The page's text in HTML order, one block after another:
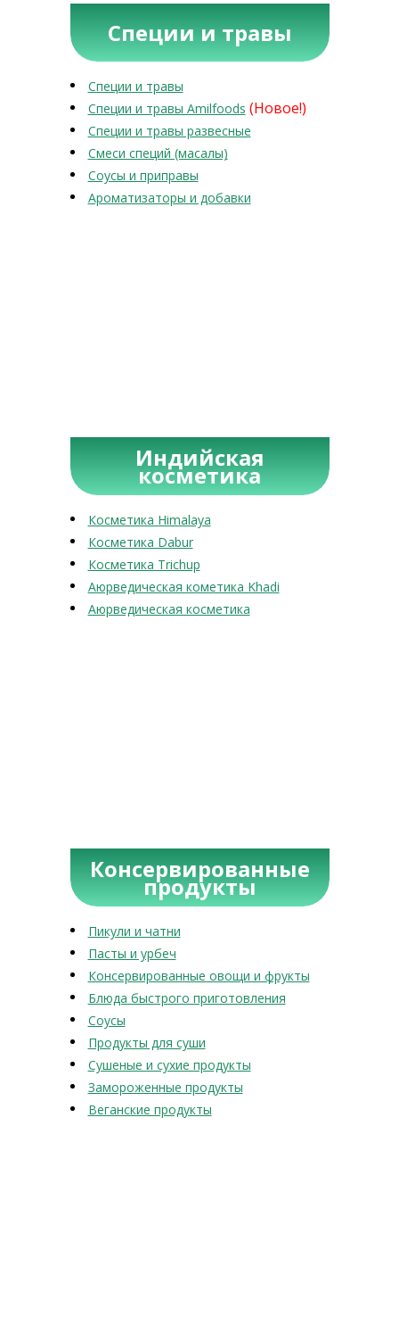
Специи и травы
Специи и травы
Специи и травы Amilfoods (Новое!)
Специи и травы развесные
Смеси специй (масалы)
Соусы и приправы
Ароматизаторы и добавки
Индийская
косметика
Косметика Himalaya
Косметика Dabur
Косметика Trichup
Аюрведическая кометика Khadi
Аюрведическая косметика
Консервированные
продукты
Пикули и чатни
Пасты и урбеч
Консервированные овощи и фрукты
Блюда быстрого приготовления
Соусы
Продукты для суши
Сушеные и сухие продукты
Замороженные продукты
Веганские продукты